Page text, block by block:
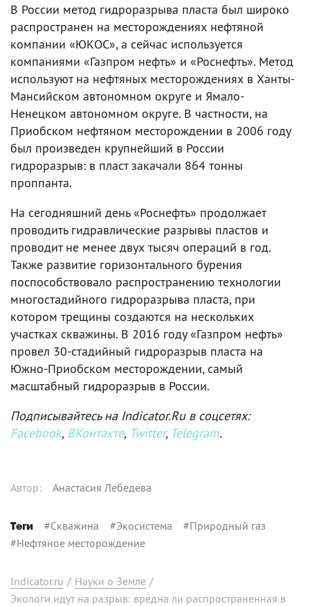
В России метод гидроразрыва пласта был широко
распространен на месторождениях нефтяной
компании «ЮКОС», а сейчас используется
компаниями «Газпром нефть» и «Роснефть». Метод
используют на нефтяных месторождениях в Ханты-
Мансийском автономном округе и Ямало-
Ненецком автономном округе. В частности, на
Приобском нефтяном месторождении в 2006 году
был произведен крупнейший в России
гидроразрыв: в пласт закачали 864 тонны
проппанта.
На сегодняшний день «Роснефть» продолжает
проводить гидравлические разрывы пластов и
проводит не менее двух тысяч операций в год.
Также развитие горизонтального бурения
поспособствовало распространению технологии
многостадийного гидроразрыва пласта, при
котором трещины создаются на нескольких
участках скважины. В 2016 году «Газпром нефть»
провел 30-стадийный гидроразрыв пласта на
Южно-Приобском месторождении, самый
масштабный гидроразрыв в России.
Подписывайтесь на Indicator.Ru в соцсетях:
Facebook, ВКонтакте, Twitter, Telegram.
Автор: Анастасия Лебедева
Теги #Скважина #Экосистема #Природный газ
#Нефтяное месторождение
Indicator.ru / Науки о Земле /
Экологи идут на разрыв: вредна ли распространенная в